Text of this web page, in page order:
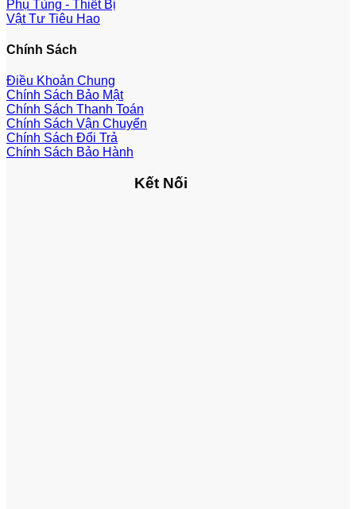
Phụ Tùng - Thiết Bị
Vật Tư Tiêu Hao
Chính Sách
Điều Khoản Chung
Chính Sách Bảo Mật
Chính Sách Thanh Toán
Chính Sách Vận Chuyển
Chính Sách Đổi Trả
Chính Sách Bảo Hành
Kết Nối